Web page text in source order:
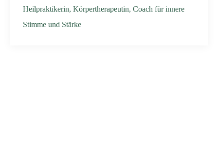
Heilpraktikerin, Körpertherapeutin, Coach für innere
Stimme und Stärke